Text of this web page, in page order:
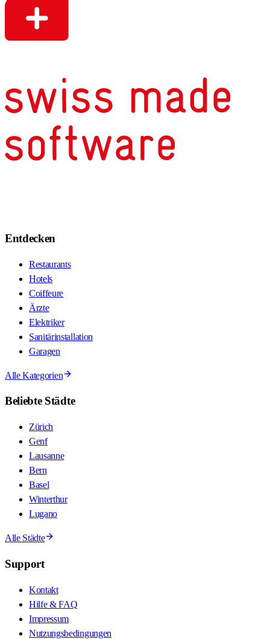
Entdecken
Restaurants
Hotels
Coiffeure
Ärzte
Elektriker
Sanitärinstallation
Garagen
Alle Kategorien
Beliebte Städte
Zürich
Genf
Lausanne
Bern
Basel
Winterthur
Lugano
Alle Städte
Support
Kontakt
Hilfe & FAQ
Impressum
Nutzungsbedingungen